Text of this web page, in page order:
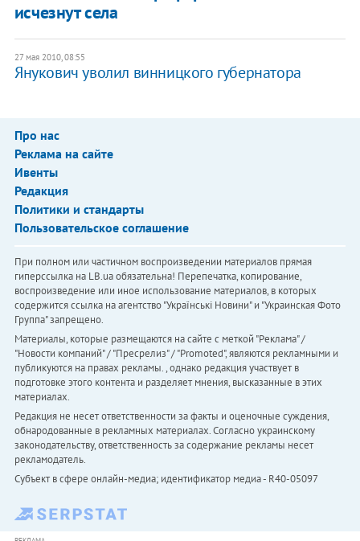
исчезнут села
27 мая 2010, 08:55
Янукович уволил винницкого губернатора
Про нас
Реклама на сайте
Ивенты
Редакция
Политики и стандарты
Пользовательское соглашение
При полном или частичном воспроизведении материалов прямая
гиперссылка на LB.ua обязательна! Перепечатка, копирование,
воспроизведение или иное использование материалов, в которых
содержится ссылка на агентство "Українськi Новини" и "Украинская Фото
Группа" запрещено.
Материалы, которые размещаются на сайте с меткой "Реклама" /
"Новости компаний" / "Пресрелиз" / "Promoted", являются рекламными и
публикуются на правах рекламы. , однако редакция участвует в
подготовке этого контента и разделяет мнения, высказанные в этих
материалах.
Редакция не несет ответственности за факты и оценочные суждения,
обнародованные в рекламных материалах. Согласно украинскому
законодательству, ответственность за содержание рекламы несет
рекламодатель.
Субъект в сфере онлайн-медиа; идентификатор медиа - R40-05097